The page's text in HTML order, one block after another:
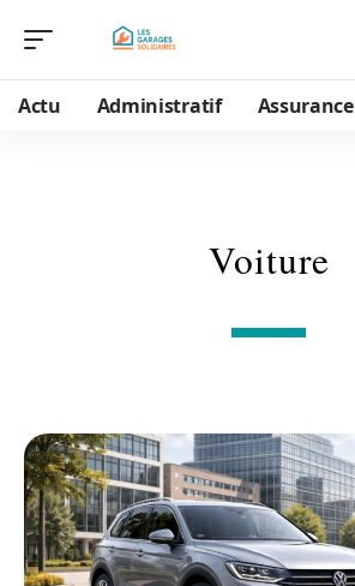
Actu Administratif Assurance
Voiture